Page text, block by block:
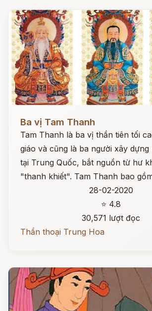
Ba vị Tam Thanh
Tam Thanh là ba vị thần tiên tối
giáo và cũng là ba người xây
tại Trung Quốc, bắt nguồn từ hư
"thanh khiết". Tam Thanh bao
28-02-2020
⭐ 4.8
30,571 lượt đọc
Thần thoại Trung Hoa